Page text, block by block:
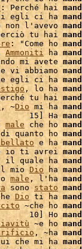
: Perché hai
egli ci ha
non l'avevo
tu hai
: "Come ho
Ammoniti ha
mi avete
vi abbiamo
egli ci ha
, lo ha
tu hai
, ~Dio mi ha
15] Ha
male che ho
quanto ho
e ha
io ti avrei
il quale ha
Dio ha
male , l'ha
sono stato
Dio ti ha
~che ho
10] Ho
~e ho
, ~ha
che mi ha